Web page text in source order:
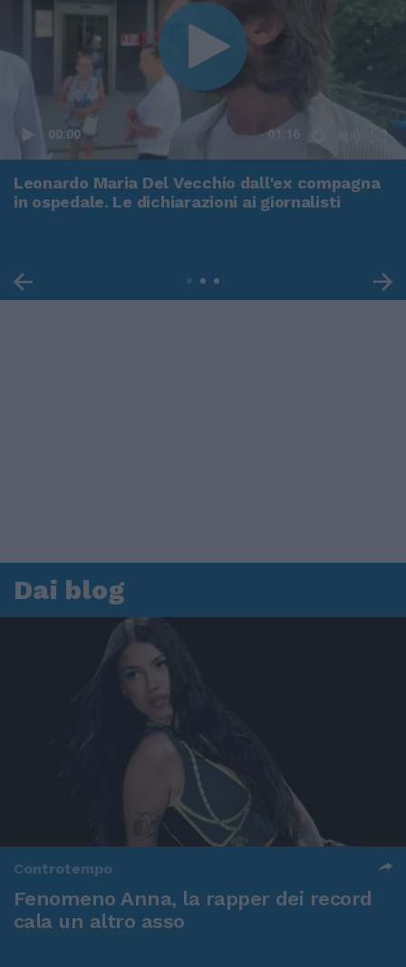
00:00 01:16
Leonardo Maria Del Vecchio dall'ex compagna
in ospedale. Le dichiarazioni ai giornalisti
Dai blog
Controtempo
Fenomeno Anna, la rapper dei record
cala un altro asso